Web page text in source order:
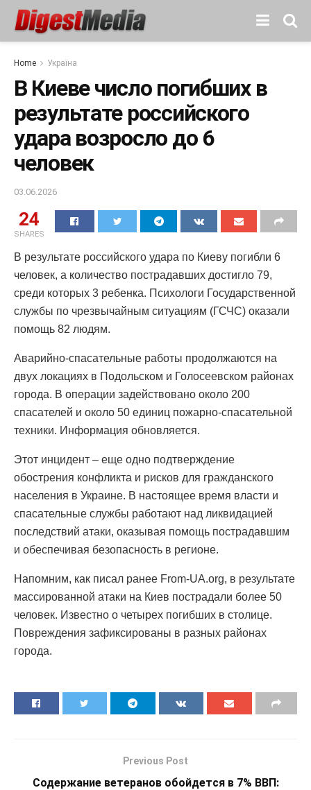
Home Україна
В Киеве число погибших в
результате российского
удара возросло до 6
человек
03.06.2026
24
SHARES
В результате российского удара по Киеву погибли 6
человек, а количество пострадавших достигло 79,
среди которых 3 ребенка. Психологи Государственной
службы по чрезвычайным ситуациям (ГСЧС) оказали
помощь 82 людям.
Аварийно-спасательные работы продолжаются на
двух локациях в Подольском и Голосеевском районах
города. В операции задействовано около 200
спасателей и около 50 единиц пожарно-спасательной
техники. Информация обновляется.
Этот инцидент – еще одно подтверждение
обострения конфликта и рисков для гражданского
населения в Украине. В настоящее время власти и
спасательные службы работают над ликвидацией
последствий атаки, оказывая помощь пострадавшим
и обеспечивая безопасность в регионе.
Напомним, как писал ранее From-UA.org, в результате
массированной атаки на Киев пострадали более 50
человек. Известно о четырех погибших в столице.
Повреждения зафиксированы в разных районах
города.
Previous Post
Содержание ветеранов обойдется в 7% ВВП: